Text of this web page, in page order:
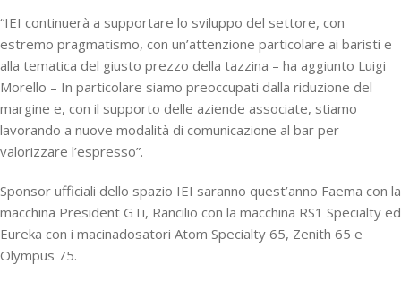
“IEI continuerà a supportare lo sviluppo del settore, con
estremo pragmatismo, con un’attenzione particolare ai baristi e
alla tematica del giusto prezzo della tazzina – ha aggiunto Luigi
Morello – In particolare siamo preoccupati dalla riduzione del
margine e, con il supporto delle aziende associate, stiamo
lavorando a nuove modalità di comunicazione al bar per
valorizzare l’espresso”.
Sponsor ufficiali dello spazio IEI saranno quest’anno Faema con la
macchina President GTi, Rancilio con la macchina RS1 Specialty ed
Eureka con i macinadosatori Atom Specialty 65, Zenith 65 e
Olympus 75.